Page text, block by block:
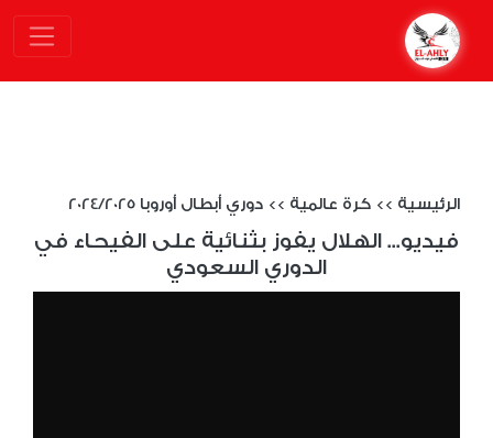
الرئيسية >> كرة عالمية >> دوري أبطال أوروبا 2024/2025
فيديو... الهلال يفوز بثنائية على الفيحاء في
الدوري السعودي